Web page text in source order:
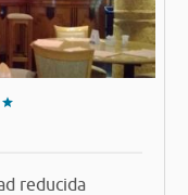
reducida